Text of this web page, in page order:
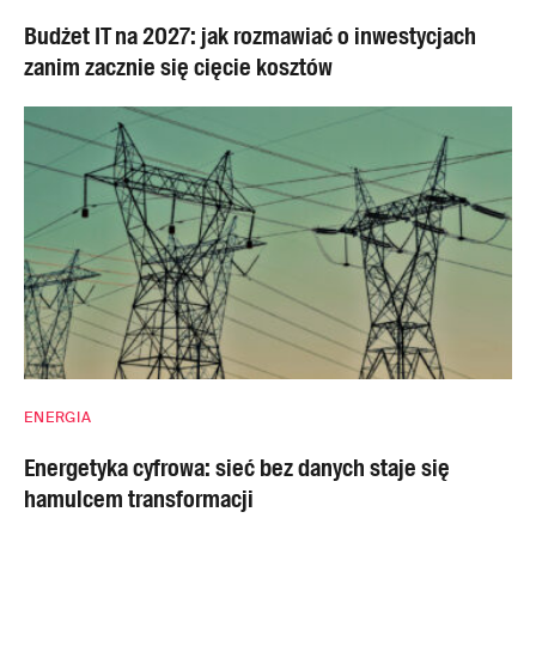
Budżet IT na 2027: jak rozmawiać o inwestycjach
zanim zacznie się cięcie kosztów
ENERGIA
Energetyka cyfrowa: sieć bez danych staje się
hamulcem transformacji